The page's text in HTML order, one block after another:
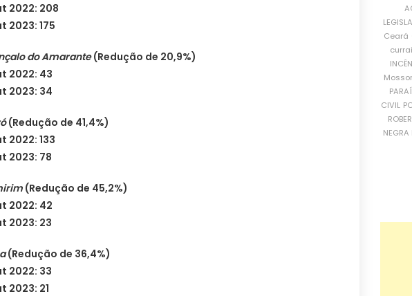
2022: 208
2023: 175
do Amarante(Redução de 20,9%)
2022: 43
2023: 34
(Redução de 41,4%)
2022: 133
2023: 78
(Redução de 45,2%)
2022: 42
2023: 23
(Redução de 36,4%)
2022: 33
2023: 21
Ceará
CIVIL
NEGRA